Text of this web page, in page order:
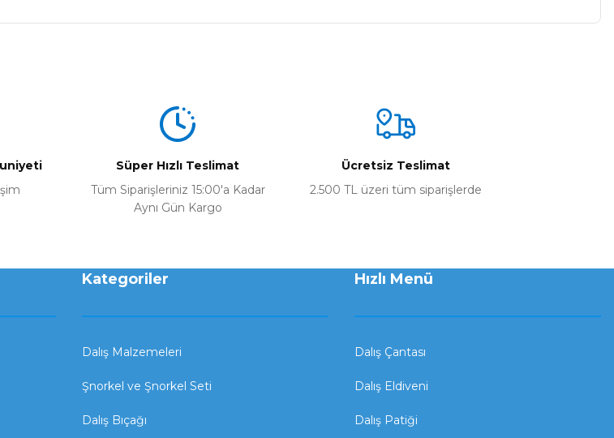
Süper Hızlı Teslimat
Tüm Siparişleriniz 15:00'a Kadar
Aynı Gün Kargo
Ücretsiz Teslimat
2.500 TL üzeri tüm siparişlerde
Kategoriler
Dalış Malzemeleri
Şnorkel ve Şnorkel Seti
Dalış Bıçağı
Hızlı Menü
Dalış Çantası
Dalış Eldiveni
Dalış Patiği